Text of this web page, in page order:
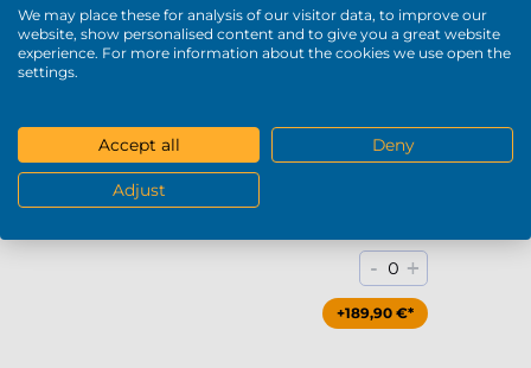
DVD-RW (USB)
- 0 +
- 0 +
+189,90 €*
We may place these for analysis of our visitor data, to improve our
website, show personalised content and to give you a great website
experience. For more information about the cookies we use open the
settings.
Accept all Deny
Adjust